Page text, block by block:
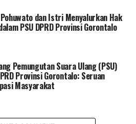
mengingatkan pentingnya
logistik, yang menjadi salah
PSU. Ia meminta
dalam pengawasan
tidak terjadi pelanggaran
untuk benar-benar
dan Istri Menyalurkan Hak
PSU DPRD Provinsi Gorontalo
Pemungutan Suara Ulang (PSU)
Provinsi Gorontalo: Seruan
Masyarakat